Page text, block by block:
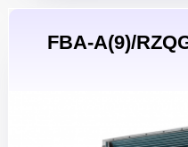
FBA-A(9)/